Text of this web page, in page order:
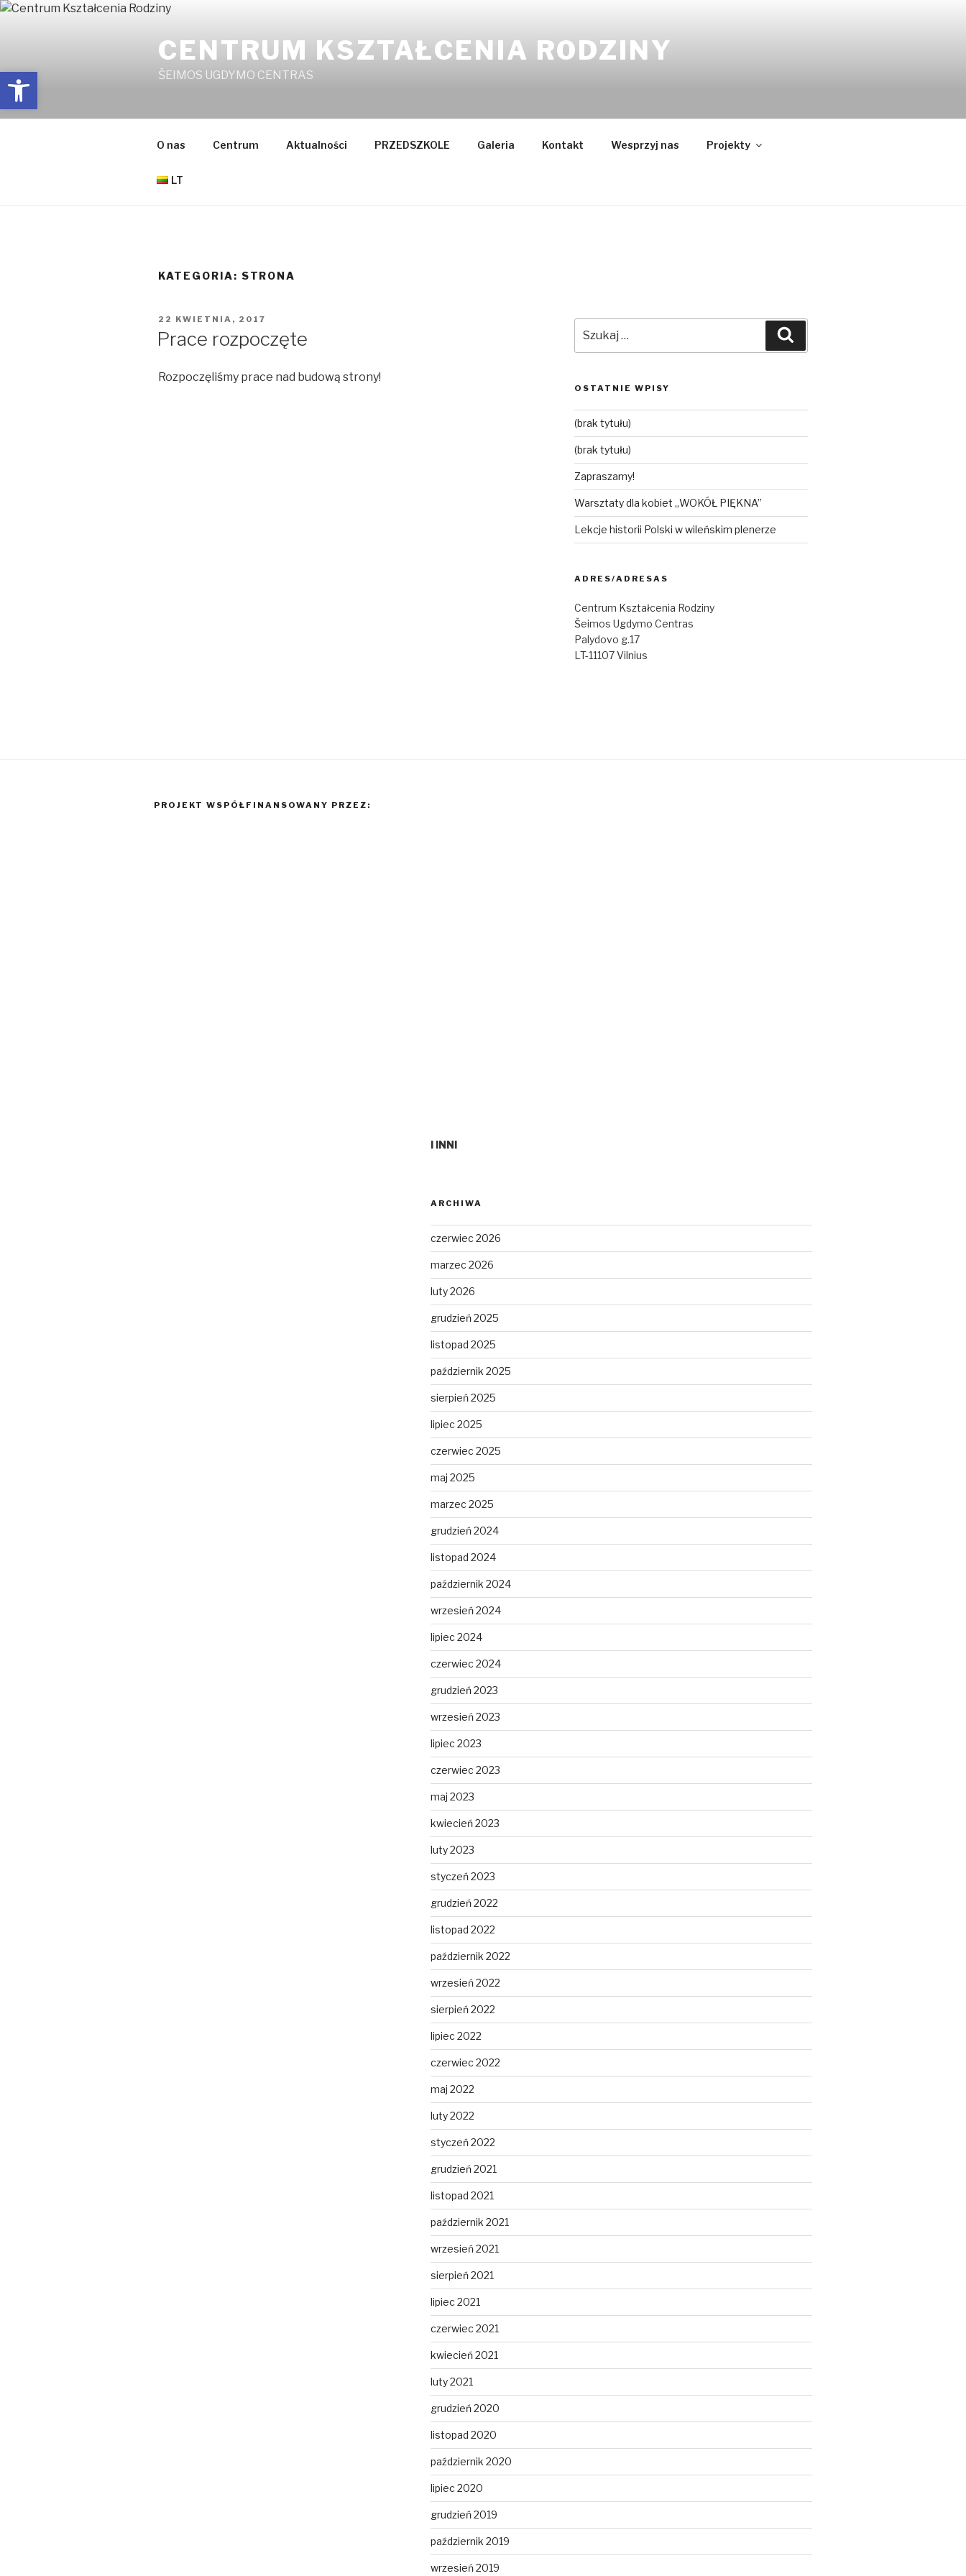
Open toolbar
Przejdź
CENTRUM KSZTAŁCENIA RODZINY
ŠEIMOS UGDYMO CENTRAS
O nas Centrum Aktualności PRZEDSZKOLE Galeria Kontakt Wesprzyj nas Projekty
LT
KATEGORIA: STRONA
OPUBLIKOWANE
W
22 KWIETNIA, 2017
Prace rozpoczęte
Rozpoczęliśmy prace nad budową strony!
OSTATNIE WPISY
(brak tytułu)
(brak tytułu)
Zapraszamy!
Warsztaty dla kobiet „WOKÓŁ PIĘKNA”
Lekcje historii Polski w wileńskim plenerze
ADRES/ADRESAS
Centrum Kształcenia Rodziny
Šeimos Ugdymo Centras
Palydovo g.17
LT-11107 Vilnius
PROJEKT WSPÓŁFINANSOWANY PRZEZ:
I INNI
ARCHIWA
czerwiec 2026
marzec 2026
luty 2026
grudzień 2025
listopad 2025
październik 2025
sierpień 2025
lipiec 2025
czerwiec 2025
maj 2025
marzec 2025
grudzień 2024
listopad 2024
październik 2024
wrzesień 2024
lipiec 2024
czerwiec 2024
grudzień 2023
wrzesień 2023
lipiec 2023
czerwiec 2023
maj 2023
kwiecień 2023
luty 2023
styczeń 2023
grudzień 2022
listopad 2022
październik 2022
wrzesień 2022
sierpień 2022
lipiec 2022
czerwiec 2022
maj 2022
luty 2022
styczeń 2022
grudzień 2021
listopad 2021
październik 2021
wrzesień 2021
sierpień 2021
lipiec 2021
czerwiec 2021
kwiecień 2021
luty 2021
grudzień 2020
listopad 2020
październik 2020
lipiec 2020
grudzień 2019
październik 2019
wrzesień 2019